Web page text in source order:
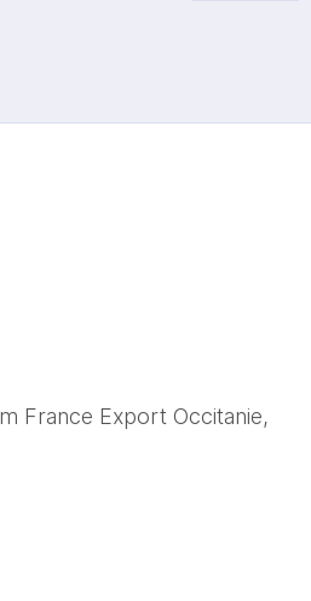
France Export Occitanie,